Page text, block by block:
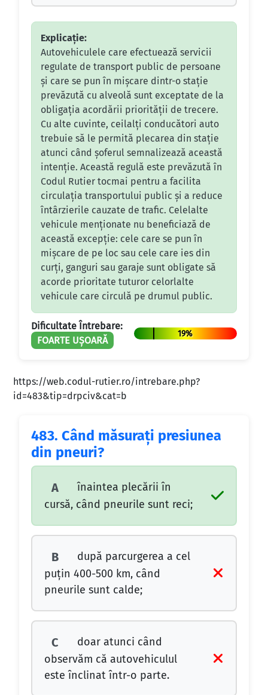
Explicație:
Autovehiculele care efectuează servicii
regulate de transport public de persoane
și care se pun în mișcare dintr-o stație
prevăzută cu alveolă sunt exceptate de la
obligația acordării priorității de trecere.
Cu alte cuvinte, ceilalți conducători auto
trebuie să le permită plecarea din stație
atunci când șoferul semnalizează această
intenție. Această regulă este prevăzută în
Codul Rutier tocmai pentru a facilita
circulația transportului public și a reduce
întârzierile cauzate de trafic. Celelalte
vehicule menționate nu beneficiază de
această excepție: cele care se pun în
mișcare de pe loc sau cele care ies din
curți, ganguri sau garaje sunt obligate să
acorde prioritate tuturor celorlalte
vehicule care circulă pe drumul public.
Dificultate Întrebare:
FOARTE UȘOARĂ
19%
https://web.codul-rutier.ro/intrebare.php?
id=483&tip=drpciv&cat=b
483. Când măsuraţi presiunea
din pneuri?
A
înaintea plecării în
cursă, când pneurile sunt reci;
B
după parcurgerea a cel
puţin 400-500 km, când
pneurile sunt calde;
C
doar atunci când
observăm că autovehiculul
este înclinat într-o parte.